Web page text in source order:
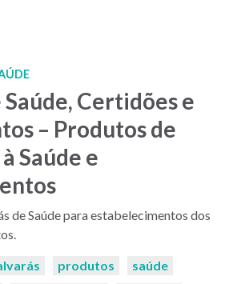
Certidões e
– Produtos de
Saúde e
de Saúde para estabelecimentos dos
produtos
saúde